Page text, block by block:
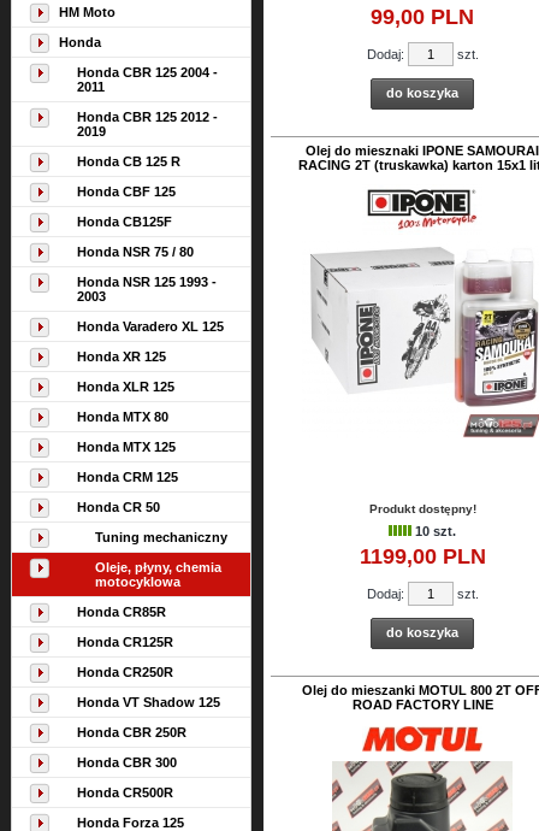
HM Moto
Honda
Honda CBR 125 2004 -
2011
Honda CBR 125 2012 -
2019
Honda CB 125 R
Honda CBF 125
Honda CB125F
Honda NSR 75 / 80
Honda NSR 125 1993 -
2003
Honda Varadero XL 125
Honda XR 125
Honda XLR 125
Honda MTX 80
Honda MTX 125
Honda CRM 125
Honda CR 50
Tuning mechaniczny
Oleje, płyny, chemia
motocyklowa
Honda CR85R
Honda CR125R
Honda CR250R
Honda VT Shadow 125
Honda CBR 250R
Honda CBR 300
Honda CR500R
Honda Forza 125
99,00 PLN
Dodaj: szt.
do koszyka
Olej do miesznaki IPONE SAMOURAI
RACING 2T (truskawka) karton 15x1
Produkt dostępny!
10 szt.
1199,00PLN
Dodaj: szt.
do koszyka
Olej do mieszanki MOTUL 800 2T
ROAD FACTORY LINE